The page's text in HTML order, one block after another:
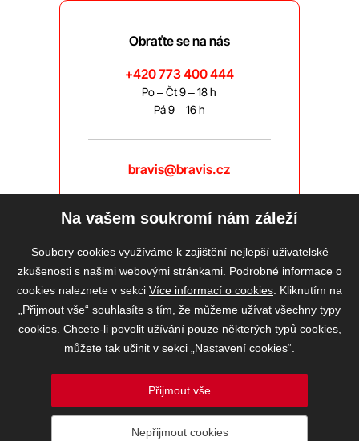
Obraťte se na nás
+420 773 400 444
Po – Čt 9 – 18 h
Pá 9 – 16 h
bravis@bravis.cz
Informace o ochraně osobních údajů
Na vašem soukromí nám záleží
Soubory cookies využíváme k zajištění nejlepší uživatelské
zkušenosti s našimi webovými stránkami. Podrobné informace o
cookies naleznete v sekci Více informací o cookies . Kliknutím na
„Přijmout vše“ souhlasíte s tím, že můžeme užívat všechny typy
cookies. Chcete-li povolit užívání pouze některých typů cookies,
můžete tak učinit v sekci „Nastavení cookies“.
Přijmout vše
Nepřijmout cookies